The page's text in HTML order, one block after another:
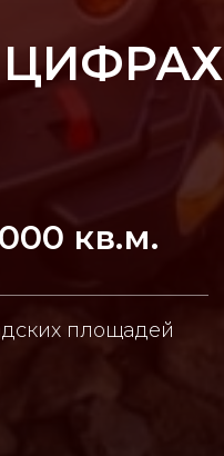
кв.м.
площадей